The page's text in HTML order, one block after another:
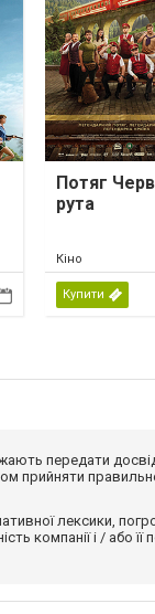
Потяг
рута
Кіно
Купити
передати
прийняти
лексики,
компанії і / або